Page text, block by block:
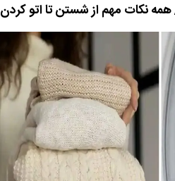
نکات مهم از شستن تا اتو کردن